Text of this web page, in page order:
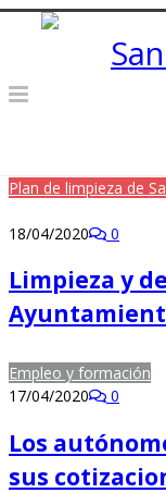
Plan de limpieza de
18/04/2020 0
Limpieza y
Empleo y formación
17/04/2020
0
Los
sus